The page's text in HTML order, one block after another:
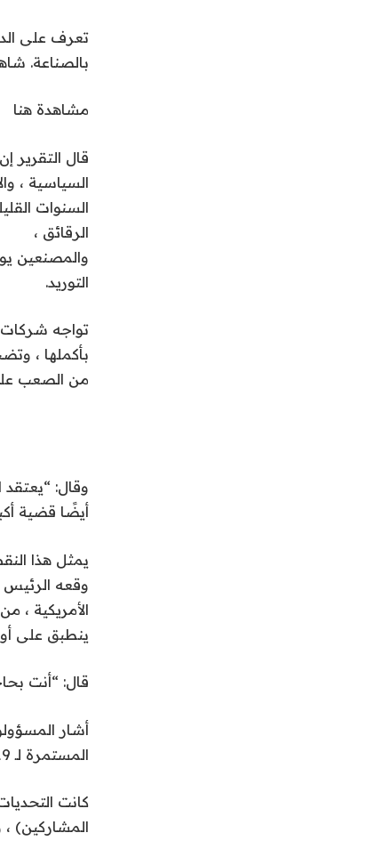
تعرف على
بالصناعة.
مشاهدة هنا
قال التقرير
السياسية ،
السنوات
الرقائق ،
والمصنعين
التوريد.
تواجه
بأكملها ،
من الصعب
وقال: “يعتقد
أيضًا قضية
يمثل هذا
الأمريكية ،
ينطبق على
قال: “أنت
أشار
المستمرة لـ COVID-19 على رفع سلسلة التوريد.